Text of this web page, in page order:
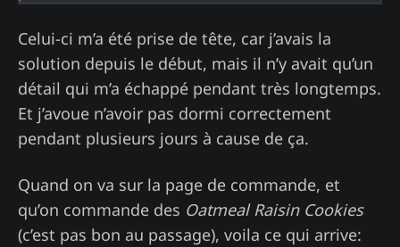
Celui-ci m’a été prise de tête, car j’avais la
solution depuis le début, mais il n’y avait qu’un
détail qui m’a échappé pendant très longtemps.
Et j’avoue n’avoir pas dormi correctement
pendant plusieurs jours à cause de ça.
Quand on va sur la page de commande, et
qu’on commande des Oatmeal Raisin Cookies
(c’est pas bon au passage), voila ce qui arrive: